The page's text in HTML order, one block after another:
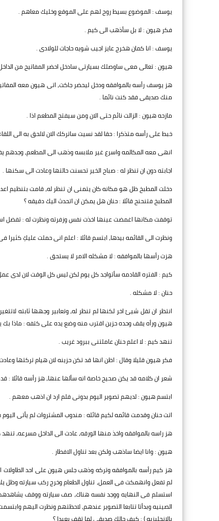
يوسف : الموضوع بسيط روح لهم على الموقع وخليك معاهم .
فكر هيون : لا بل سأذهب الى كيم .
يوسف : انا كمان هخرج عايز اجيب شويه حاجات للولادى .
هيون : تعالى معى ساوصلك بسيارتى سادخل احضر المفاتيح من
هز يوسف رأسه بالموافقه ودخل ليحضر جاكت، اتى هيون معه
منك صديقى فقد كنت نائما .
مازحه هيون : الزالت نائم حتى الان ومن سيفتح المطعم اذا .
خبط على رأسه متذكرا : حقا لقد نسيت ساتركك الان لالحق به الى
انهى معه المكالمه واسرع غير ملابسه وذهب الى المطعم، وجدهم
اجابته دون ان تنظر له : صباح الخير تحسنت حالتها وعادت الى سكنها .
دخلت المطبخ ظل هو مكانه كان يتمنى ان تنظر له، قامت بتنظيم
المطبخ فتنحنح قائلا : حنان هل يمكن ان اتحدث اليك دقيقه ؟
توقفت مكانها اغمضت عينها اخذت نفس وزفرته ونظرت له : تفضل
ونظرت الى القائمه بيدها، ابتسم قائلا : اعلم انى حملت عليكِ كثيرا
هزت رأسها بالموافقه : لا مشكله الامر لا يستحق .
كيم : الفتره القادمه سأتواجد كل يوم لكن ليس كل الوقت لان لدى
حنان : لا مشكله .
انتظر ان تقل شيئ اخر لكنها لم تنظر له، وتعابير وجهها ثابته
هيون ورأه يقف وحده حزين اقترب منه وضع يده على كتفه : ماذا بك
تنهد كيم : لا اعلم حنان عاملتنى ببرود غريب .
فكر هيون قليلا وقال : اظن انها قد تكن حزينه لان هيام تركتها
شعر ان كلامه قد يكن صحيح خاصة انه سألها عنها، هز رأسه قائلا :
ابتسم هيون : لديهم تصوير اليوم بدونى فلم ارد ان اذهب معهم .
اتت حنان وقدمت قائمه لكيم قائله : مندوب المشتروات لم يأتى
هز راسه بالموافقه واخذ منها الورقه، عادت الى الداخل مسرعه،
هيون : وانا ايضا ساذهب ولكن بعد تناول الافطار .
هز كيم رأسه بالموافقه وتركه وذهب جلس هيون على احد الطاولات
لم تفعل وانهمكت فى العمل، تناول الطعام وخرج ركب سيارته وظل
استسلم فى النهايه ووجد نفسه هناك، صف سيارته ووقف يشاهدهم
الصينيه وبدأتا تتابعا التصوير عندهم، لاحظتهم ونظرت اليهم